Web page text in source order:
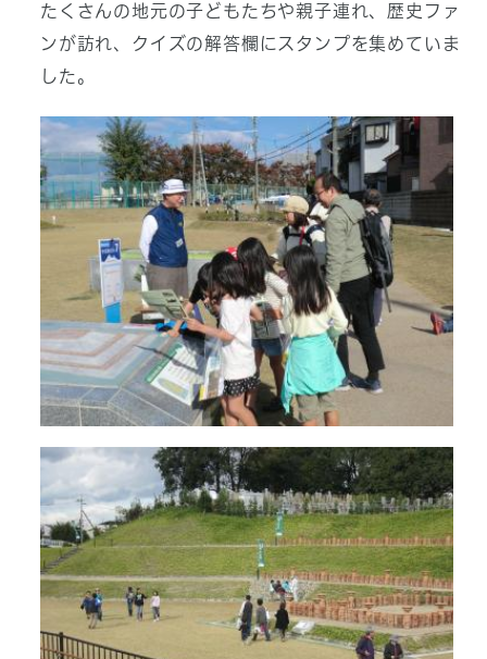
たくさんの地元の子どもたちや親子連れ、歴史ファ
ンが訪れ、クイズの解答欄にスタンプを集めていま
した。